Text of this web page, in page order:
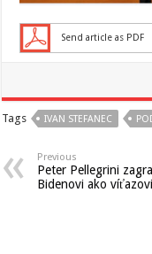
Send article as PDF
Tags IVAN STEFANEC
Previous
Peter Pellegrini
Bidenovi ako